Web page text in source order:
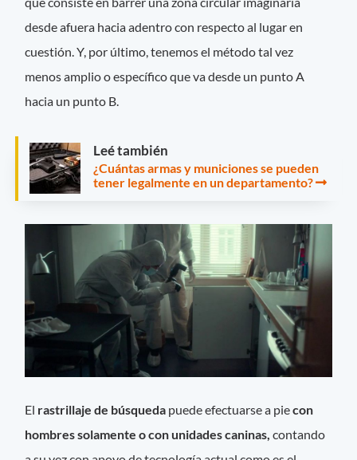
desde afuera hacia adentro con respecto al lugar en
cuestión. Y, por último, tenemos el método tal vez
menos amplio o específico que va desde un punto A
hacia un punto B.
Leé también
¿Cuántas armas y municiones se pueden
tener legalmente en un departamento?
El rastrillaje de búsqueda puede efectuarse a piecon
hombres solamente o con unidades caninas, contando